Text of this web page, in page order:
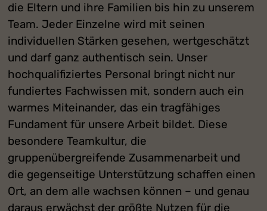
die Eltern und ihre Familien bis hin zu unserem
Team. Jeder Einzelne wird mit seinen
individuellen Stärken gesehen, wertgeschätzt
und darf ganz authentisch sein. Unser
hochqualifiziertes Personal bringt nicht nur
fundiertes Fachwissen mit, sondern auch ein
warmes Miteinander, das ein tragfähiges
Fundament für unsere Arbeit bildet. Diese
besondere Teamkultur, die
gruppenübergreifende Zusammenarbeit und
die gegenseitige Unterstützung schaffen einen
Ort, an dem alle wachsen können – und genau
daraus erwächst der größte Nutzen für die